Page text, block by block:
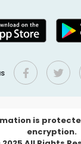
is
encryption.